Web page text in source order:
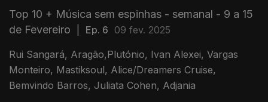
Top 10 + Música sem espinhas - semanal - 9 a 15
de Fevereiro
Ep. 6 09 fev. 2025
Rui Sangará, Aragão,Plutónio, Ivan Alexei, Vargas
Monteiro, Mastiksoul, Alice/Dreamers Cruise,
Bemvindo Barros, Juliata Cohen, Adjania